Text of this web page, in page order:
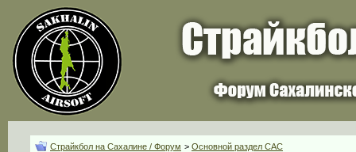
Страйкбол на Сахалине / Форум > Основной раздел CАС